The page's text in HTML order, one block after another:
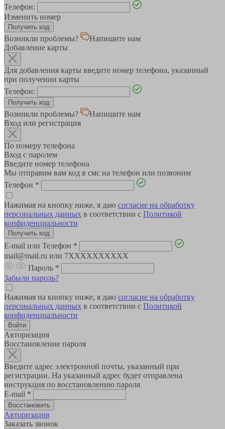
Телефон:
Изменить номер
Возникли проблемы?
Напишите нам
Добавление карты
Для добавления карты введите номер телефона, указанный
при получении карты
Телефон:
Возникли проблемы?
Напишите нам
Вход или регистрация
По номеру телефона
Вход с паролем
Введите номер телефона
Мы отправим вам код в смс на телефон или позвоним
Телефон *
Нажимая на кнопку ниже, я даю согласие на обработку
персональных данных в соответствии с Политикой
конфиденциальности
E-mail или Телефон *
mail@mail.ru или 7XXXXXXXXXX
Пароль *
Забыли пароль?
Нажимая на кнопку ниже, я даю согласие на обработку
персональных данных в соответствии с Политикой
конфиденциальности
Авторизация
Восстановление пароля
Введите адрес электронной почты, указанный при
регистрации. На указанный адрес будет отправлена
инструкция по восстановлению пароля
E-mail *
Авторизация
Заказать звонок